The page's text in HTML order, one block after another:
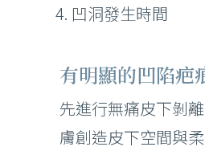
凹洞發生時間
有明顯的凹陷疤
先進行無痛皮下剝
膚創造皮下空間與